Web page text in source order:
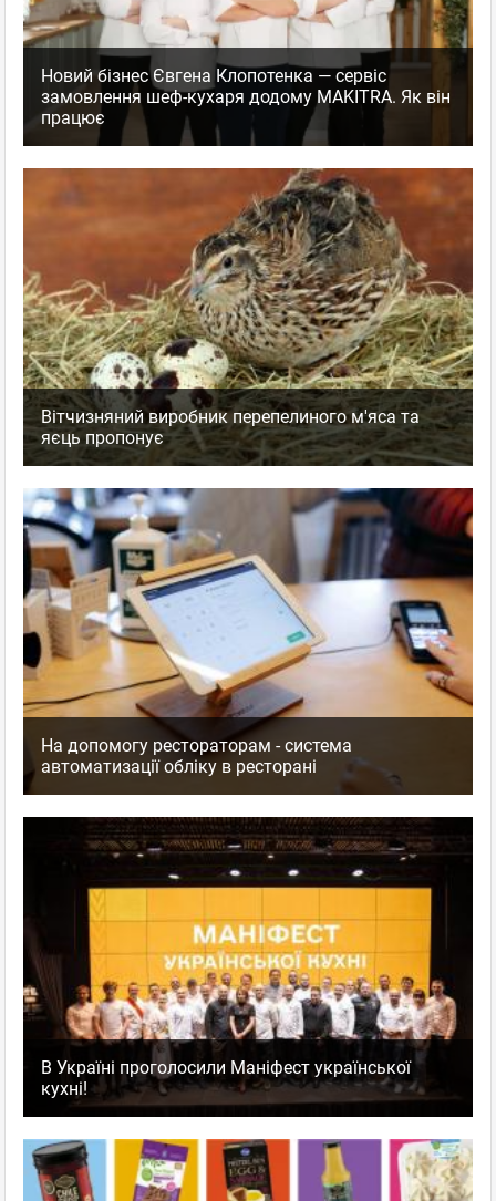
Новий бізнес Євгена Клопотенка — сервіс
замовлення шеф-кухаря додому MAKITRA. Як він
працює
Вітчизняний виробник перепелиного м'яса та
яєць пропонує
На допомогу рестораторам - система
автоматизації обліку в ресторані
В Україні проголосили Маніфест української
кухні!